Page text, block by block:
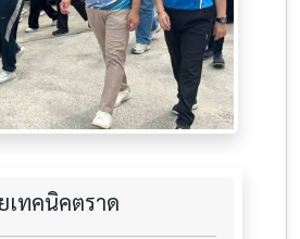
เทคนิคตราด